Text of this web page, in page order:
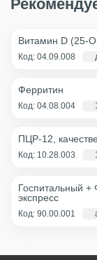
Витамин D (25-
Код: 04.09.008
Ферритин
Код: 04.08.004
ПЦР-12,
Код: 10.28.003
Госпитальный +
экспресс
Код: 90.00.001